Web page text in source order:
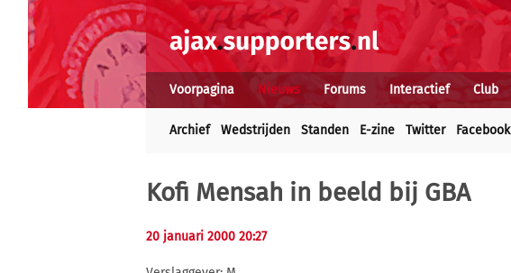
Voorpagina Nieuws Forums Interactief Club
Archief Wedstrijden Standen E-zine Twitter Facebook
Kofi Mensah in beeld bij GBA
20 januari 2000 20:27